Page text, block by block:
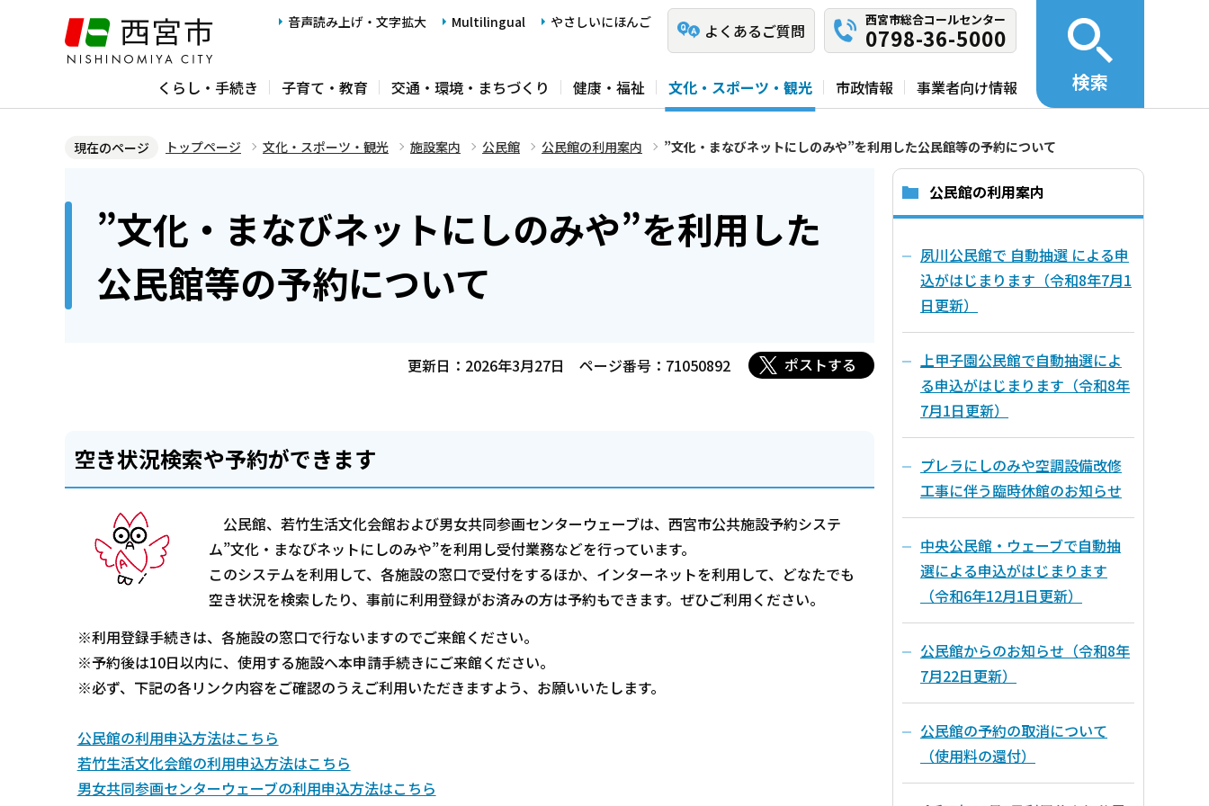
ジ
音声読み上げ・文字拡大 Multilingual やさしいにほんご よくあるご質問
西宮市総合コールセンター
0798-36-5000
くらし・手続き 子育て・教育 交通・環境・まちづくり 健康・福祉 文化・スポーツ・観光 市政情報 事業者向け情報 検索
現在のページ トップページ 文化・スポーツ・観光 施設案内 公民館 公民館の利用案内 ”文化・まなびネットにしのみや”を利用した公民館等の予約について
”文化・まなびネットにしのみや”を利用した
公民館等の予約について
更新日：2026年3月27日 ページ番号：71050892 ポストする
空き状況検索や予約ができます
公民館、若竹生活文化会館および男女共同参画センターウェーブは、西宮市公共施設予約システ
ム”文化・まなびネットにしのみや”を利用し受付業務などを行っています。
このシステムを利用して、各施設の窓口で受付をするほか、インターネットを利用して、どなたでも
空き状況を検索したり、事前に利用登録がお済みの方は予約もできます。ぜひご利用ください。
※利用登録手続きは、各施設の窓口で行ないますのでご来館ください。
※予約後は10日以内に、使用する施設へ本申請手続きにご来館ください。
※必ず、下記の各リンク内容をご確認のうえご利用いただきますよう、お願いいたします。
公民館の利用申込方法はこちら
若竹生活文化会館の利用申込方法はこちら
男女共同参画センターウェーブの利用申込方法はこちら
公民館の利用案内
夙川公民館で 自動抽選 による申
込がはじまります（令和8年7月1
日更新）
上甲子園公民館で自動抽選によ
る申込がはじまります（令和8年
7月1日更新）
プレラにしのみや空調設備改修
工事に伴う臨時休館のお知らせ
中央公民館・ウェーブで自動抽
選による申込がはじまります
（令和6年12月1日更新）
公民館からのお知らせ（令和8年
7月22日更新）
公民館の予約の取消について
（使用料の還付）